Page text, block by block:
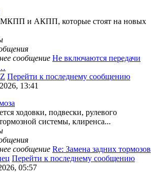
и АКПП, которые стоят на новых
сообщение Не включаются передачи
Перейти к последнему сообщению
13:41
ходовки, подвески, рулевого
системы, клиренса...
сообщение Re: Замена задних тормозов
Перейти к последнему сообщению
05:57